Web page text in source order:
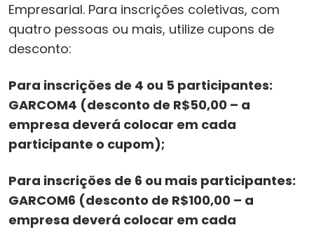
Empresarial. Para inscrições coletivas, com
quatro pessoas ou mais, utilize cupons de
desconto:
Para inscrições de 4 ou 5 participantes:
GARCOM4 (desconto de R$50,00 – a
empresa deverá colocar em cada
participante o cupom);
Para inscrições de 6 ou mais participantes:
GARCOM6 (desconto de R$100,00 – a
empresa deverá colocar em cada